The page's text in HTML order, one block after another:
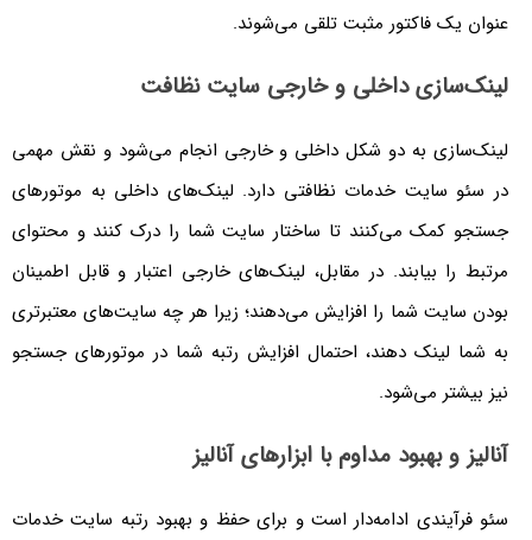
عنوان یک فاکتور مثبت تلقی می‌شوند.
لینک‌سازی داخلی و خارجی سایت نظافت
لینک‌سازی به دو شکل داخلی و خارجی انجام می‌شود و نقش مهمی
در سئو سایت خدمات نظافتی دارد. لینک‌های داخلی به موتورهای
جستجو کمک می‌کنند تا ساختار سایت شما را درک کنند و محتوای
مرتبط را بیابند. در مقابل، لینک‌های خارجی اعتبار و قابل اطمینان
بودن سایت شما را افزایش می‌دهند؛ زیرا هر چه سایت‌های معتبرتری
به شما لینک دهند، احتمال افزایش رتبه شما در موتورهای جستجو
نیز بیشتر می‌شود.
آنالیز و بهبود مداوم با ابزارهای آنالیز
سئو فرآیندی ادامه‌دار است و برای حفظ و بهبود رتبه سایت خدمات